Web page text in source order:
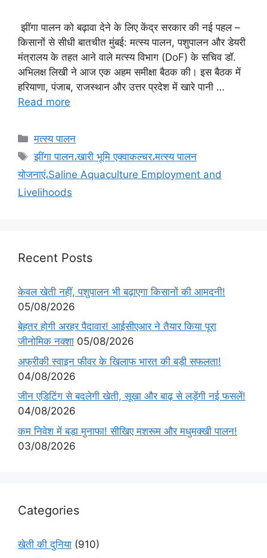
झींगा पालन को बढ़ावा देने के लिए केंद्र सरकार की नई पहल –
किसानों से सीधी बातचीत मुंबई: मत्स्य पालन, पशुपालन और डेयरी
मंत्रालय के तहत आने वाले मत्स्य विभाग (DoF) के सचिव डॉ.
अभिलक्ष लिखी ने आज एक अहम समीक्षा बैठक की। इस बैठक में
हरियाणा, पंजाब, राजस्थान और उत्तर प्रदेश में खारे पानी …
Read more
मत्स्य पालन
झींगा पालन،खारी भूमि एक्वाकल्चर،मत्स्य पालन
योजनाएं،Saline Aquaculture Employment and
Livelihoods
Recent Posts
केवल खेती नहीं, पशुपालन भी बढ़ाएगा किसानों की आमदनी!
05/08/2026
बेहतर होगी अरहर पैदावार! आईसीएआर ने तैयार किया पूरा
जीनोमिक नक्शा 05/08/2026
अफ्रीकी स्वाइन फीवर के खिलाफ भारत की बड़ी सफलता!
04/08/2026
जीन एडिटिंग से बदलेगी खेती, सूखा और बाढ़ से लड़ेंगी नई फसलें!
04/08/2026
कम निवेश में बड़ा मुनाफा! सीखिए मशरूम और मधुमक्खी पालन!
03/08/2026
Categories
खेती की दुनिया (910)